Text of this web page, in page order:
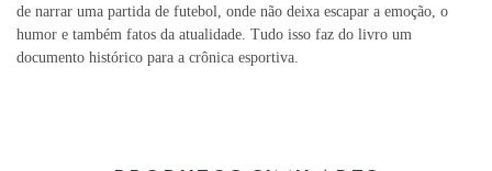
de narrar uma partida de futebol, onde não deixa escapar a emoção, o
humor e também fatos da atualidade. Tudo isso faz do livro um
documento histórico para a crônica esportiva.